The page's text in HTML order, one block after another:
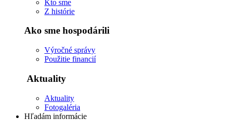
Kto sme
Z histórie
Ako sme hospodárili
Výročné správy
Použitie financií
Aktuality
Aktuality
Fotogaléria
Hľadám informácie